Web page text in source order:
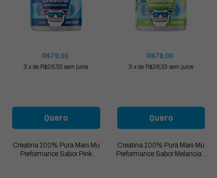
R$79,00
3 xde R$26,33 sem juros
Quero
R$79,00
3 x de R$26,33 sem juros
Quero
Creatina 100% Pura Mais Mu
Performance Sabor Pink
Creatina 100% Pura Mais Mu
Performance Sabor Melancia -